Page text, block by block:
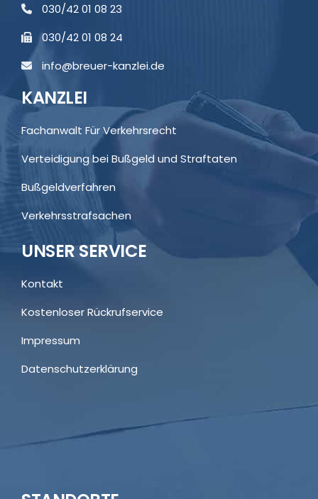
030/42 01 08 23
030/42 01 08 24
info@breuer-kanzlei.de
KANZLEI
Fachanwalt Für Verkehrsrecht
Verteidigung bei Bußgeld und Straftaten
Bußgeldverfahren
Verkehrsstrafsachen
UNSER SERVICE
Kontakt
Kostenloser Rückrufservice
Impressum
Datenschutzerklärung